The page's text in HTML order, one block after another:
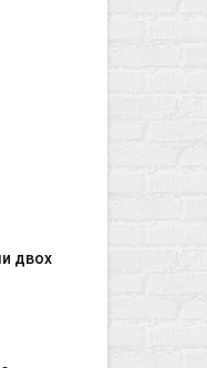
двох